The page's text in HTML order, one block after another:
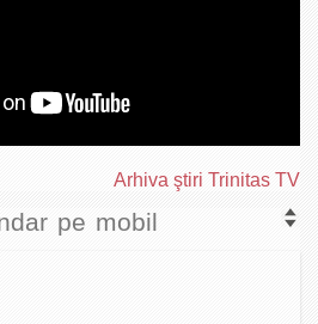
Arhiva ştiri Trinitas TV
pe mobil